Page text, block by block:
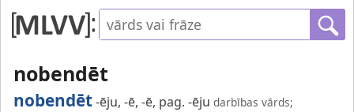
nobendēt
nobendēt-ēju, -ē, -ē, pag. -ēju darbības vārds;